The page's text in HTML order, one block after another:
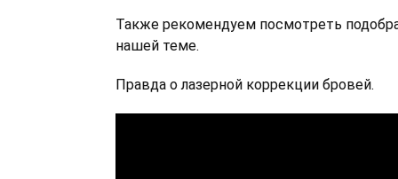
Также рекомендуем посмотреть
нашей теме.
Правда о лазерной коррекции бровей.